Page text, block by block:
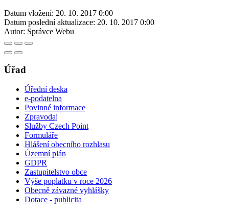
Datum vložení: 20. 10. 2017 0:00
Datum poslední aktualizace: 20. 10. 2017 0:00
Autor: Správce Webu
Úřad
Úřední deska
e-podatelna
Povinné informace
Zpravodaj
Služby Czech Point
Formuláře
Hlášení obecního rozhlasu
Územní plán
GDPR
Zastupitelstvo obce
Výše poplatku v roce 2026
Obecně závazné vyhlášky
Dotace - publicita